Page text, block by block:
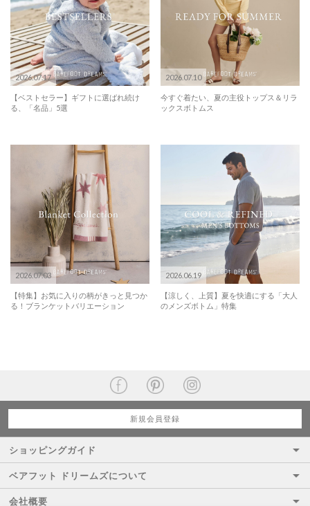
2026.07.17
【ベストセラー】ギフトに選ばれ続け
る、「名品」5選
2026.07.10
今すぐ着たい、夏の主役トップス＆リラ
ックスボトムス
2026.07.03
【特集】お気に入りの柄がきっと見つか
る！ブランケットバリエーション
2026.06.19
【涼しく、上質】夏を快適にする「大人
のメンズボトム」特集
新規会員登録
ショッピングガイド
ベアフット ドリームズについて
会社概要